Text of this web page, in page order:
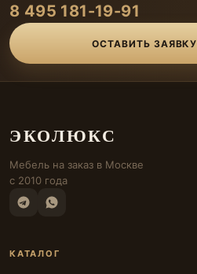
8 495 181-19-91
ОСТАВИТЬ ЗАЯВКУ
ЭКОЛЮКС
Мебель на заказ в Москве
с 2010 года
КАТАЛОГ